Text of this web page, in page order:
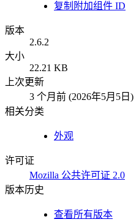
复制附加组件 ID
版本
2.6.2
大小
22.21 KB
上次更新
3 个月前 (2026年5月5日)
相关分类
外观
许可证
Mozilla 公共许可证 2.0
版本历史
查看所有版本